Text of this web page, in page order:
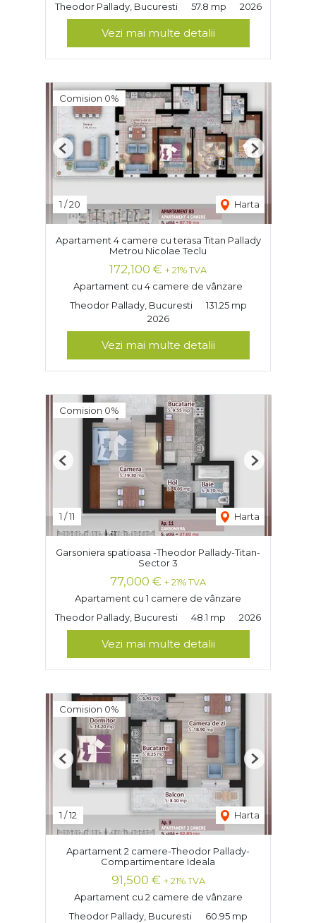
Theodor Pallady, Bucuresti
57.8 mp 2026
Vezi mai multe detalii
Comision 0%
1 /20 Harta
Previous Next
Apartament 4 camere cu terasa Titan Pallady
Metrou Nicolae Teclu
172,100 € + 21% TVA
Apartament cu 4 camere de vânzare
Theodor Pallady, Bucuresti
131.25 mp
2026
Vezi mai multe detalii
Comision 0%
1 /11 Harta
Previous Next
Garsoniera spatioasa -Theodor Pallady-Titan-
Sector 3
77,000 € + 21% TVA
Apartament cu 1 camere de vânzare
Theodor Pallady, Bucuresti
48.1 mp 2026
Vezi mai multe detalii
Comision 0%
1 /12 Harta
Previous Next
Apartament 2 camere-Theodor Pallady-
Compartimentare Ideala
91,500 € + 21% TVA
Apartament cu 2 camere de vânzare
Theodor Pallady, Bucuresti
60.95 mp